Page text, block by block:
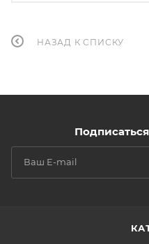
НАЗАД К СПИСКУ